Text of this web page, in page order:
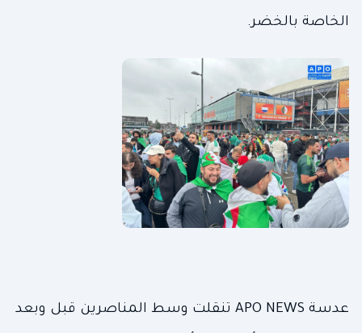
الخاصة بالخضر.
عدسة APO NEWS تنقلت وسط المناصرين قبل وبعد